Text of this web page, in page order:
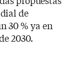
de
30 % ya en
2030.